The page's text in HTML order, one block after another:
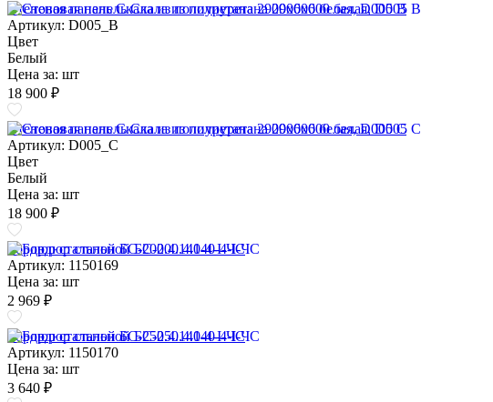
Стеновая панель Скала из полиуретана 2900х600 белая, D005 B
Артикул: D005_B
Цвет
Белый
Цена за: шт
18 900 ₽
Стеновая панель Скала из полиуретана 2900х600 белая, D005 C
Артикул: D005_C
Цвет
Белый
Цена за: шт
18 900 ₽
Бордюр стальной БС-200.4.140-4-I-ЧС
Артикул: 1150169
Цена за: шт
2 969 ₽
Бордюр стальной БС-250.4.140-4-I-ЧС
Артикул: 1150170
Цена за: шт
3 640 ₽